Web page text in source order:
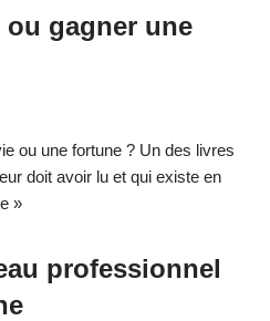
ou gagner une
ou une fortune ? Un des livres
doit avoir lu et qui existe en
»
professionnel